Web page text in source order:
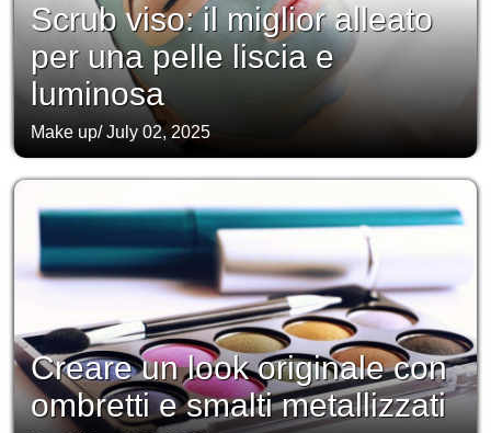
Scrub viso: il miglior alleato
per una pelle liscia e
luminosa
Make up/July 02, 2025
Creare un look originale con
ombretti e smalti metallizzati